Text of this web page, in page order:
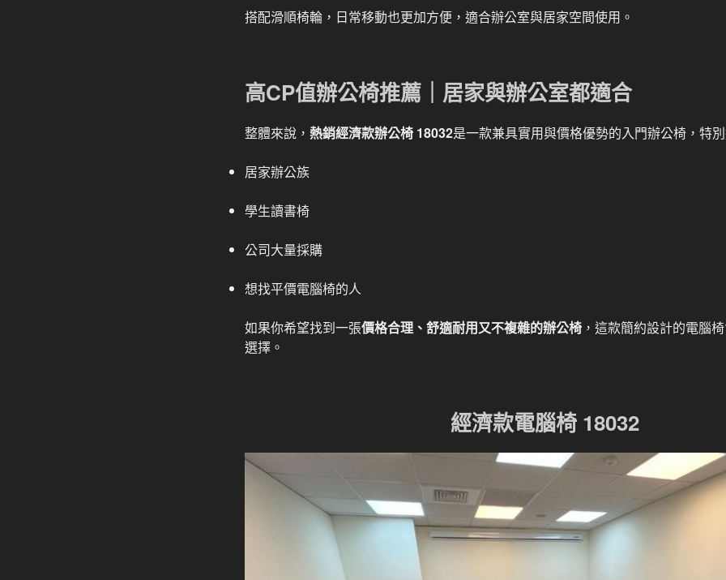
搭配滑順椅輪，日常移動也更加方便，適合辦公室與居家空間使用。
高CP值辦公椅推薦｜居家與辦公室都適合
整體來說， 熱銷經濟款辦公椅 18032是一款兼具實用與價格優勢的入門辦公椅，特
居家辦公族
學生讀書椅
公司大量採購
想找平價電腦椅的人
如果你希望找到一張價格合理、舒適耐用又不複雜的辦公椅 ，這款簡約設計的電腦
選擇。
經濟款電腦椅 18032